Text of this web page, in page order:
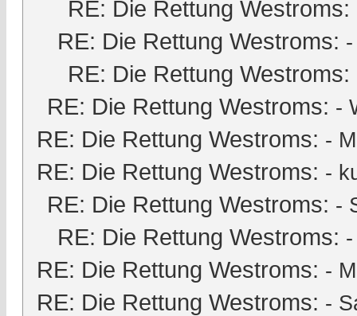
RE: Die Rettung Westroms:
RE: Die Rettung Westroms:
RE: Die Rettung Westroms:
RE: Die Rettung Westroms: -
RE: Die Rettung Westroms: -
RE: Die Rettung Westroms: -
RE: Die Rettung Westroms: -
RE: Die Rettung Westroms:
RE: Die Rettung Westroms: -
RE: Die Rettung Westroms: -